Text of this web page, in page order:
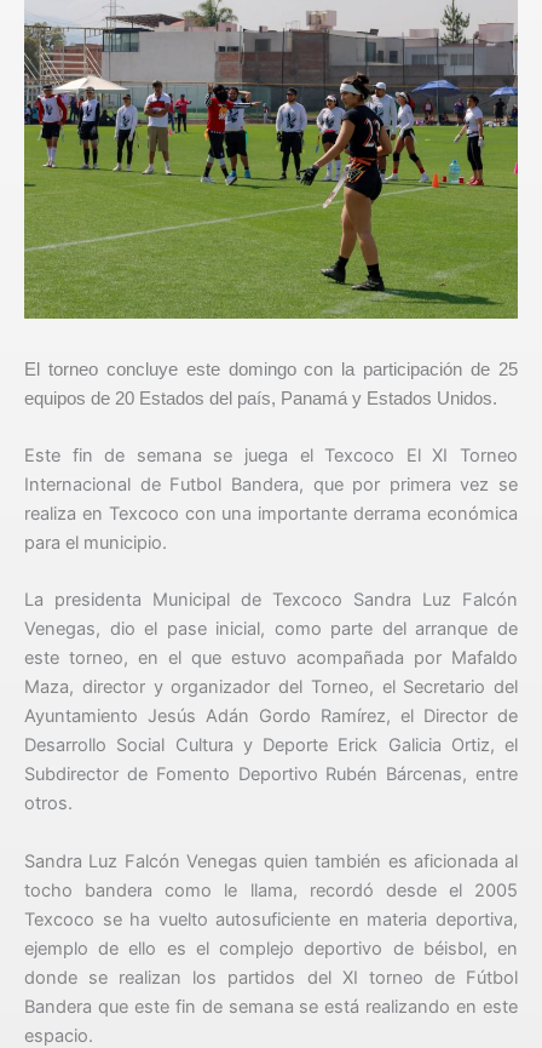
El torneo concluye este domingo con la participación de 25
equipos de 20 Estados del país, Panamá y Estados Unidos.
Este fin de semana se juega el Texcoco El XI Torneo
Internacional de Futbol Bandera, que por primera vez se
realiza en Texcoco con una importante derrama económica
para el municipio.
La presidenta Municipal de Texcoco Sandra Luz Falcón
Venegas, dio el pase inicial, como parte del arranque de
este torneo, en el que estuvo acompañada por Mafaldo
Maza, director y organizador del Torneo, el Secretario del
Ayuntamiento Jesús Adán Gordo Ramírez, el Director de
Desarrollo Social Cultura y Deporte Erick Galicia Ortiz, el
Subdirector de Fomento Deportivo Rubén Bárcenas, entre
otros.
Sandra Luz Falcón Venegas quien también es aficionada al
tocho bandera como le llama, recordó desde el 2005
Texcoco se ha vuelto autosuficiente en materia deportiva,
ejemplo de ello es el complejo deportivo de béisbol, en
donde se realizan los partidos del XI torneo de Fútbol
Bandera que este fin de semana se está realizando en este
espacio.